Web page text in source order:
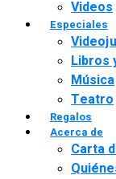
Videos
Especiales
Libros
Música
Teatro
Regalos
Acerca de
Carta